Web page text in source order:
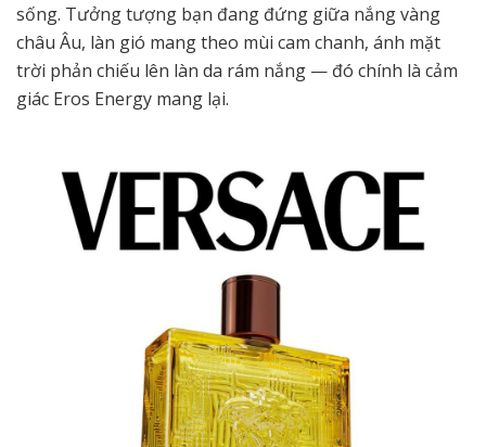
sống. Tưởng tượng bạn đang đứng giữa nắng vàng
châu Âu, làn gió mang theo mùi cam chanh, ánh mặt
trời phản chiếu lên làn da rám nắng — đó chính là cảm
giác Eros Energy mang lại.